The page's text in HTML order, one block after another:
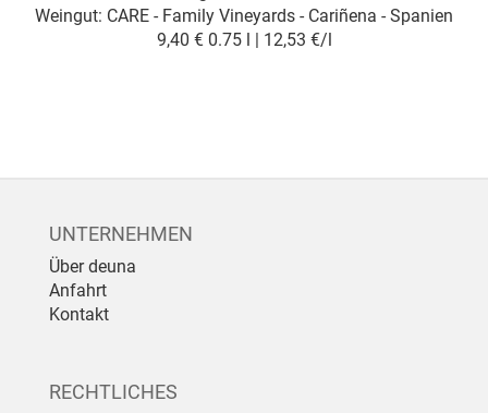
Weingut: CARE - Family Vineyards - Cariñena - Spanien
9,40 € 0.75 l | 12,53 €/l
UNTERNEHMEN
Über deuna
Anfahrt
Kontakt
RECHTLICHES